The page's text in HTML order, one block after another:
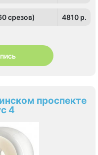
срезов) 4810 p.
проспекте
4